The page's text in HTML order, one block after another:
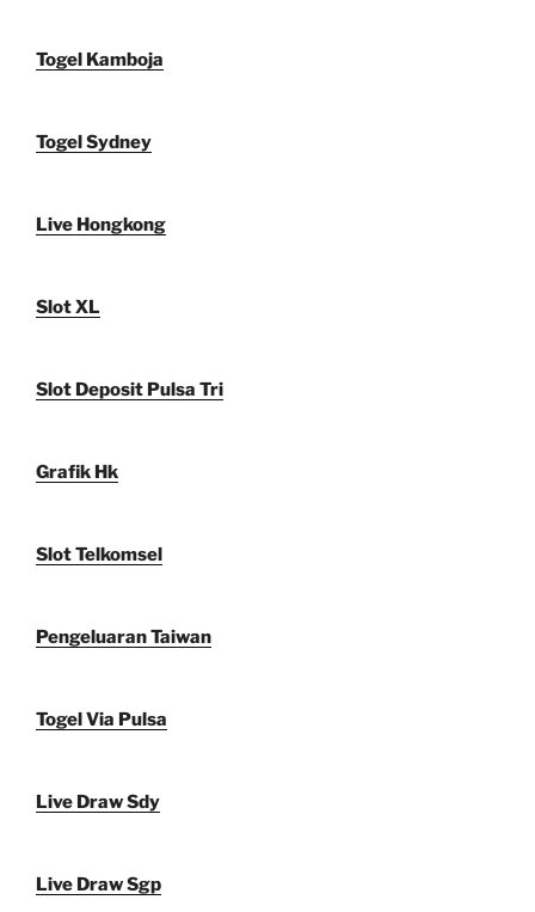
Togel Kamboja
Togel Sydney
Live Hongkong
Slot XL
Slot Deposit Pulsa Tri
Grafik Hk
Slot Telkomsel
Pengeluaran Taiwan
Togel Via Pulsa
Live Draw Sdy
Live Draw Sgp